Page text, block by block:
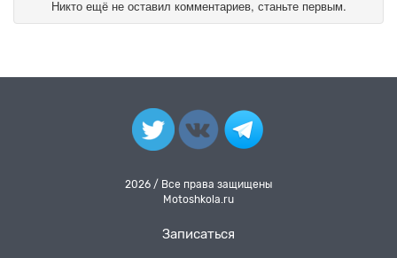
Никто ещё не оставил комментариев, станьте первым.
2026 / Все права защищены
Motoshkola.ru
Записаться